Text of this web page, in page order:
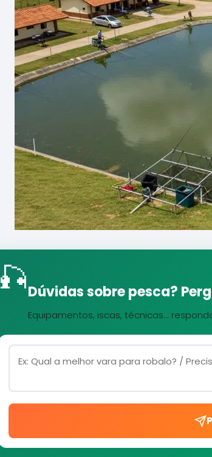
🎣Dúvidas sobre pesca?
Equipamentos, iscas, técnicas...